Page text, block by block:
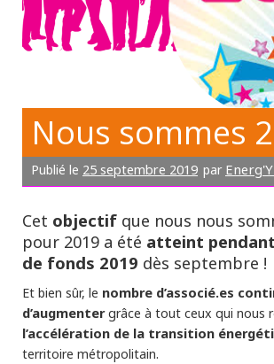
Nous sommes
Publié le 25 septembre 2019 par
Cet objectif que nous nous
pour 2019 a été atteint
de fonds 2019 dès septembre !
Et bien sûr, le nombre d’associé.es
d’augmentergrâce à tout ceux qui nous
l’accélération de la transition
territoire métropolitain.